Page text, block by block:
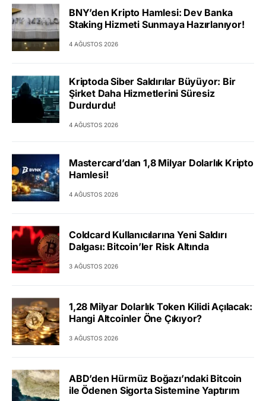
BNY’den Kripto Hamlesi: Dev Banka
Staking Hizmeti Sunmaya Hazırlanıyor!
4 AĞUSTOS 2026
Kriptoda Siber Saldırılar Büyüyor: Bir
Şirket Daha Hizmetlerini Süresiz
Durdurdu!
4 AĞUSTOS 2026
Mastercard’dan 1,8 Milyar Dolarlık Kripto
Hamlesi!
4 AĞUSTOS 2026
Coldcard Kullanıcılarına Yeni Saldırı
Dalgası: Bitcoin’ler Risk Altında
3 AĞUSTOS 2026
1,28 Milyar Dolarlık Token Kilidi Açılacak:
Hangi Altcoinler Öne Çıkıyor?
3 AĞUSTOS 2026
ABD’den Hürmüz Boğazı’ndaki Bitcoin
ile Ödenen Sigorta Sistemine Yaptırım